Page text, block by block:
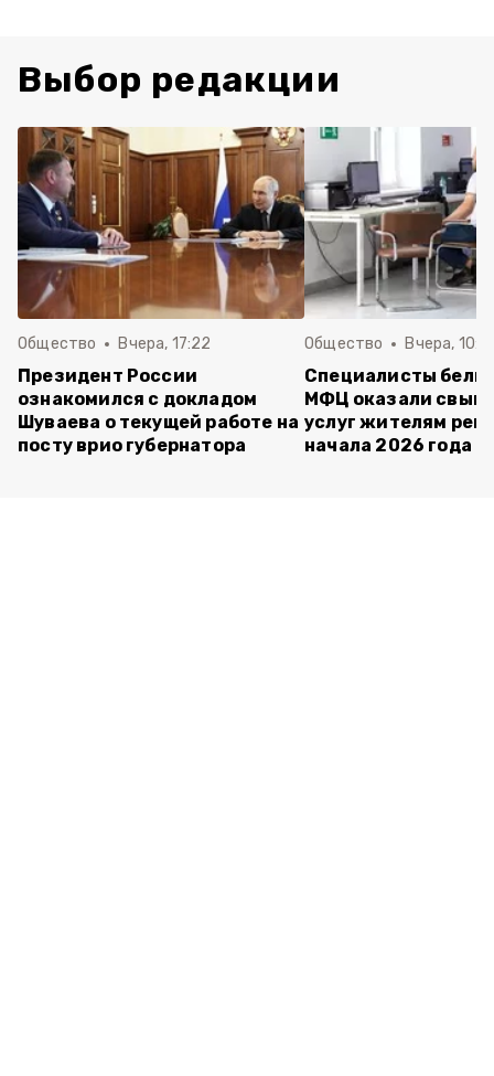
Выбор редакции
Общество Вчера, 17:22
Президент России
ознакомился с докладом
Шуваева о текущей работе на
посту врио губернатора
Общество Вчера,
Специалисты
МФЦ оказали
услуг жителям
начала 2026 года